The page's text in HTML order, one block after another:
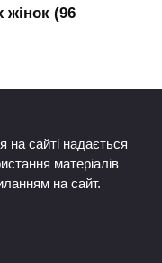
жінок (96
на сайті надається
матеріалів
на сайт.